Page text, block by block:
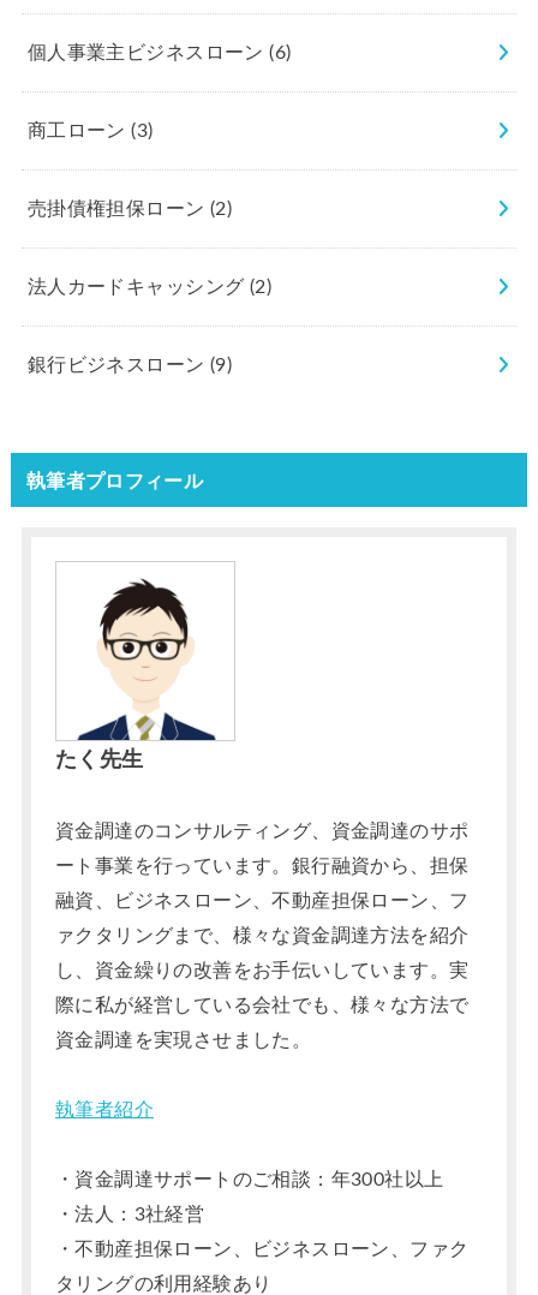
個人事業主ビジネスローン(6)
商工ローン(3)
売掛債権担保ローン (2)
法人カードキャッシング (2)
銀行ビジネスローン (9)
執筆者プロフィール
たく先生
資金調達のコンサルティング、資金調達のサポ
ート事業を行っています。銀行融資から、担保
融資、ビジネスローン、不動産担保ローン、フ
ァクタリングまで、様々な資金調達方法を紹介
し、資金繰りの改善をお手伝いしています。実
際に私が経営している会社でも、様々な方法で
資金調達を実現させました。
執筆者紹介
・資金調達サポートのご相談：年300社以上
・法人：3社経営
・不動産担保ローン、ビジネスローン、ファク
タリングの利用経験あり